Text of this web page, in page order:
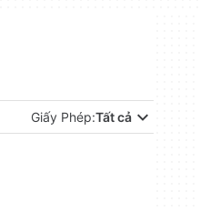
Giấy Phép:Tất cả